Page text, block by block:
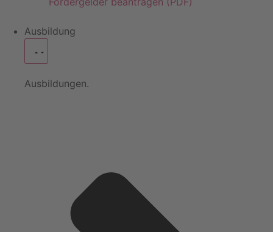
Ausbildung
Ausbildungen.